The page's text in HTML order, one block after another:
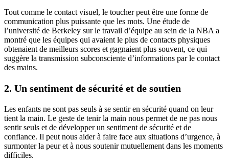
Tout comme le contact visuel, le toucher peut être une forme de
communication plus puissante que les mots. Une étude de
l’université de Berkeley sur le travail d’équipe au sein de la NBA a
montré que les équipes qui avaient le plus de contacts physiques
obtenaient de meilleurs scores et gagnaient plus souvent, ce qui
suggère la transmission subconsciente d’informations par le contact
des mains.
2. Un sentiment de sécurité et de soutien
Les enfants ne sont pas seuls à se sentir en sécurité quand on leur
tient la main. Le geste de tenir la main nous permet de ne pas nous
sentir seuls et de développer un sentiment de sécurité et de
confiance. Il peut nous aider à faire face aux situations d’urgence, à
surmonter la peur et à nous soutenir mutuellement dans les moments
difficiles.